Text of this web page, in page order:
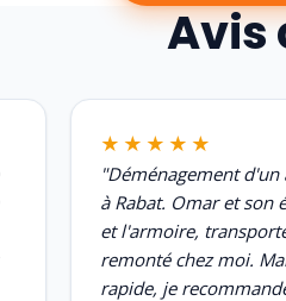
Avis
★★★★★
"Déménagement
à Rabat. Omar et son
et l'armoire,
remonté chez moi.
rapide, je